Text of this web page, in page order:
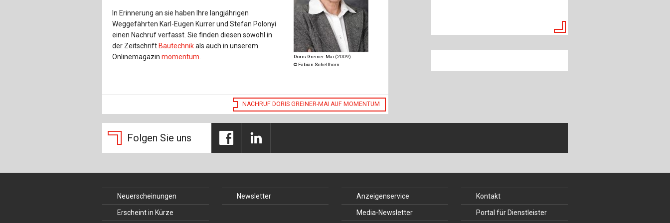
Bautechnikgeschichte
Betonbau
E&S Zeitlos
Tunnelbau
Verbundbau
Doris Greiner-Mai (2009)
© Fabian Schellhorn
In Erinnerung an sie haben Ihre langjährigen
Weggefährten Karl-Eugen Kurrer und Stefan Polonyi
einen Nachruf verfasst. Sie finden diesen sowohl in
der ZeitschriftBautechnikals auch in unserem
Onlinemagazinmomentum
NACHRUF DORIS GREINER-MAI AUF MOMENTUM
Folgen Sie uns
Neuerscheinungen
Erscheint in Kürze
Newsletter Anzeigenservice
Media-Newsletter
Kontakt
Portal für Dienstleister